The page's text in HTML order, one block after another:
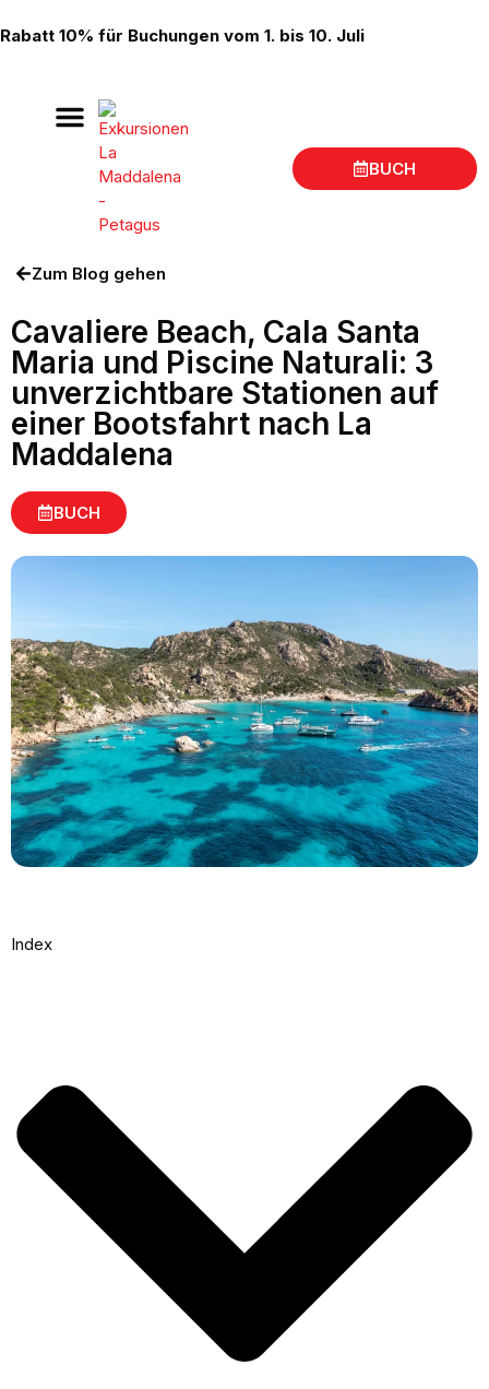
Rabatt 10% für Buchungen vom 1. bis 10. Juli
BUCH
Zum Blog gehen
Cavaliere Beach, Cala Santa
Maria und Piscine Naturali: 3
unverzichtbare Stationen auf
einer Bootsfahrt nach La
Maddalena
BUCH
Index